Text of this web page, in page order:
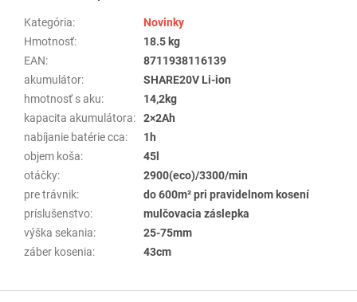
Kategória:
Novinky
Hmotnosť:
18.5 kg
EAN:
8711938116139
akumulátor:
SHARE20V Li-ion
hmotnosť s aku:
14,2kg
kapacita akumulátora:
2×2Ah
nabíjanie batérie cca:
1h
objem koša:
45l
otáčky:
2900(eco)/3300/min
pre trávnik:
do 600m² pri pravidelnom kosení
príslušenstvo:
mulčovacia záslepka
výška sekania:
25-75mm
záber kosenia: 43cm